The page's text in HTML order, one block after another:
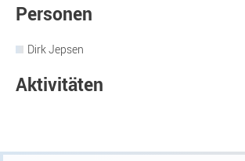
Personen
Dirk Jepsen
Aktivitäten